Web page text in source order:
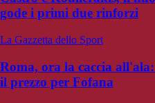
gode i primi due rinforzi
La Gazzetta dello Sport
Roma, ora la caccia
il prezzo per Fofana